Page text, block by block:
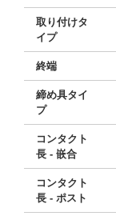
取り付けタ
イプ
終端
締め具タイ
プ
コンタクト
長 - 嵌合
コンタクト
長 - ポスト